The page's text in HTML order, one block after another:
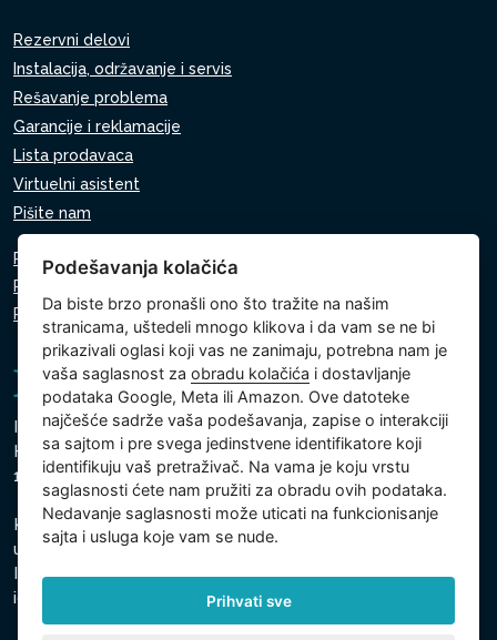
Rezervni delovi
Instalacija, održavanje i servis
Rešavanje problema
Garancije i reklamacije
Lista prodavaca
Virtuelni asistent
Pišite nam
Pravila o zaštiti ličnih podataka
Pravila o korišćenju kolačića
Podešavanja kolačića
Intex Trading, s.r.o.
Hradecká 2526/3
130 00 Prag 3 - Češka Republika
Kompanija je upisana kod Gradski sud u Pragu, odeljak C,
ulozak 74759
Identifikacioni broj kompanije: 26150808, Poreski
identifikacioni broj: CZ26150808
Podešavanja kolačića
Da biste brzo pronašli ono što tražite na našim
stranicama, uštedeli mnogo klikova i da vam se ne bi
prikazivali oglasi koji vas ne zanimaju, potrebna nam je
vaša saglasnost zaobradu kolačića i dostavljanje
podataka Google, Meta ili Amazon. Ove datoteke
najčešće sadrže vaša podešavanja, zapise o interakciji
sa sajtom i pre svega jedinstvene identifikatore koji
identifikuju vaš pretraživač. Na vama je koju vrstu
saglasnosti ćete nam pružiti za obradu ovih podataka.
Nedavanje saglasnosti može uticati na funkcionisanje
sajta i usluga koje vam se nude.
Prihvati sve